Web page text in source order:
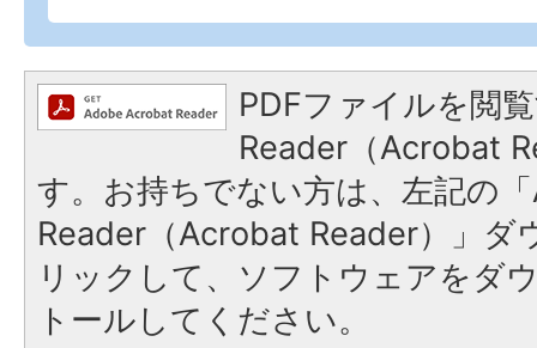
PDFファイルを閲
Reader（Acrobat
す。お持ちでない方は、左記の
Reader（Acrobat Reader）」ダ
リックして、ソフトウェアをダ
トールしてください。